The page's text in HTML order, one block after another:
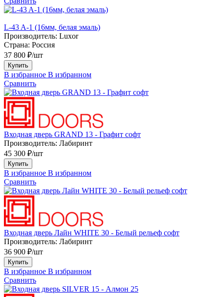
L-43 A-1 (16мм, белая эмаль)
Производитель: Luxor
Страна: Россия
37 800 ₽/шт
Купить
В избранное В избранном
Сравнить
Входная дверь GRAND 13 - Графит софт
Производитель: Лабиринт
45 300 ₽/шт
Купить
В избранное В избранном
Сравнить
Входная дверь Лайн WHITE 30 - Белый рельеф софт
Производитель: Лабиринт
36 900 ₽/шт
Купить
В избранное В избранном
Сравнить